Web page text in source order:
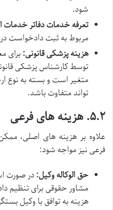
شود.
تعرفه خدمات دفاتر خدمات
مربوط به ثبت دادخواست در
هزینه پزشکی قانونی: برای
توسط کارشناس پزشکی
متغیر است و بسته به نوع
تواند متفاوت باشد.
۵.۲. هزینه های فرعی
علاوه بر هزینه های اصلی،
فرعی نیز مواجه شود:
حق الوکاله وکیل:در صورت
مشاور حقوقی برای تنظیم
هزینه به توافق با وکیل